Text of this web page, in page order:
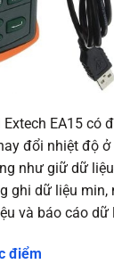
EA15 có
đổi nhiệt độ ở
như giữ dữ
ghi dữ liệu
và báo cáo dữ
điểm